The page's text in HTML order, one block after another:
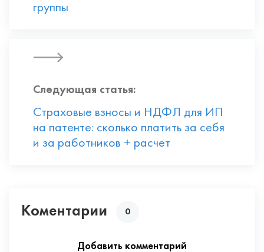
группы
Следующая статья:
Страховые взносы и НДФЛ для ИП
на патенте: сколько платить за себя
и за работников + расчет
Коментарии 0
Добавить комментарий